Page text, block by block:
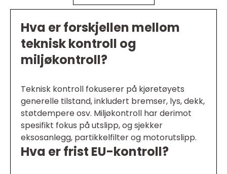
Hva er forskjellen mellom
teknisk kontroll og
miljøkontroll?
Teknisk kontroll fokuserer på kjøretøyets
generelle tilstand, inkludert bremser, lys, dekk,
støtdempere osv. Miljøkontroll har derimot
spesifikt fokus på utslipp, og sjekker
eksosanlegg, partikkelfilter og motorutslipp.
Hva er frist EU-kontroll?